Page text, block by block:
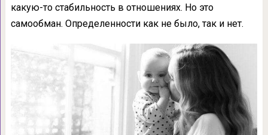
какую-то стабильность в отношениях. Но это
самообман. Определенности как не было, так и нет.